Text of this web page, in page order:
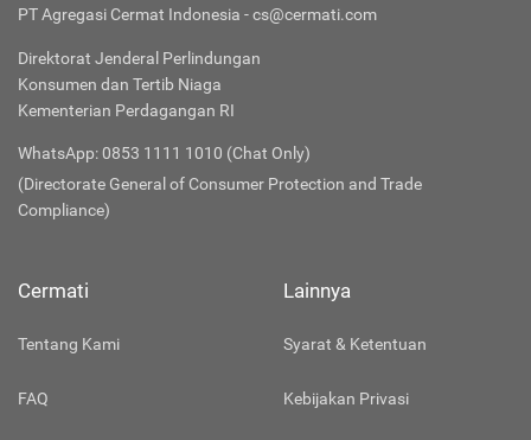
PT Agregasi Cermat Indonesia - cs@cermati.com
Direktorat Jenderal Perlindungan
Konsumen dan Tertib Niaga
Kementerian Perdagangan RI
WhatsApp: 0853 1111 1010 (Chat Only)
(Directorate General of Consumer Protection and Trade
Compliance)
Cermati
Tentang Kami
FAQ
Lainnya
Syarat & Ketentuan
Kebijakan Privasi